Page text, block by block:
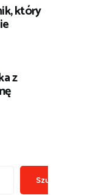
który
z
Szukaj